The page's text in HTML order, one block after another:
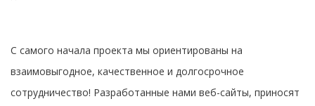
С самого начала проекта мы ориентированы на
взаимовыгодное, качественное и долгосрочное
сотрудничество! Разработанные нами веб-сайты, приносят